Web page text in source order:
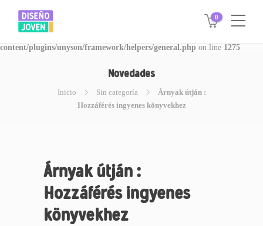
Warning: Invalid argument supplied for foreach() in
/www/disegnojoven.com.ar/htdocs/wp-
content/plugins/unyson/framework/helpers/general.php on line 1275
0
Novedades
Inicio Sin categoría
Árnyak útján :
Hozzáférés ingyenes könyvekhez
Árnyak útján :
Hozzáférés ingyenes
könyvekhez